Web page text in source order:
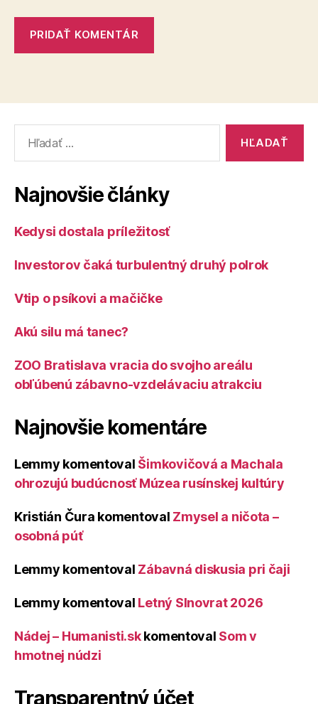
Najnovšie články
Kedysi dostala príležitosť
Investorov čaká turbulentný druhý polrok
Vtip o psíkovi a mačičke
Akú silu má tanec?
ZOO Bratislava vracia do svojho areálu
obľúbenú zábavno-vzdelávaciu atrakciu
Najnovšie komentáre
Lemmy komentoval Šimkovičová a Machala
ohrozujú budúcnosť Múzea rusínskej kultúry
Kristián Čura komentoval Zmysel a ničota –
osobná púť
Lemmy komentoval Zábavná diskusia pri čaji
Lemmy komentoval Letný Slnovrat 2026
Nádej – Humanisti.skkomentoval Som v
hmotnej núdzi
Transparentný účet